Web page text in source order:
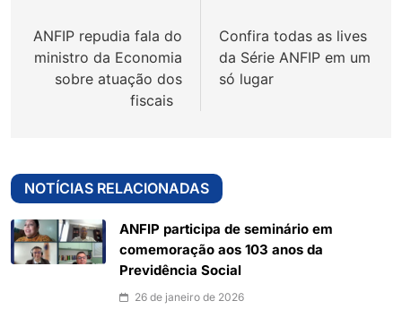
Post
ANFIP repudia fala do
ministro da Economia
sobre atuação dos
fiscais
Confira todas as lives
da Série ANFIP em um
só lugar
NOTÍCIAS RELACIONADAS
ANFIP participa de seminário em
comemoração aos 103 anos da
Previdência Social
26 de janeiro de 2026